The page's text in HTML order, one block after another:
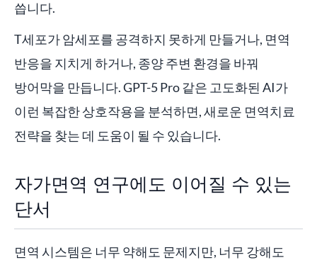
씁니다.
T세포가 암세포를 공격하지 못하게 만들거나, 면역
반응을 지치게 하거나, 종양 주변 환경을 바꿔
방어막을 만듭니다. GPT-5 Pro 같은 고도화된 AI가
이런 복잡한 상호작용을 분석하면, 새로운 면역치료
전략을 찾는 데 도움이 될 수 있습니다.
자가면역 연구에도 이어질 수 있는
단서
면역 시스템은 너무 약해도 문제지만, 너무 강해도